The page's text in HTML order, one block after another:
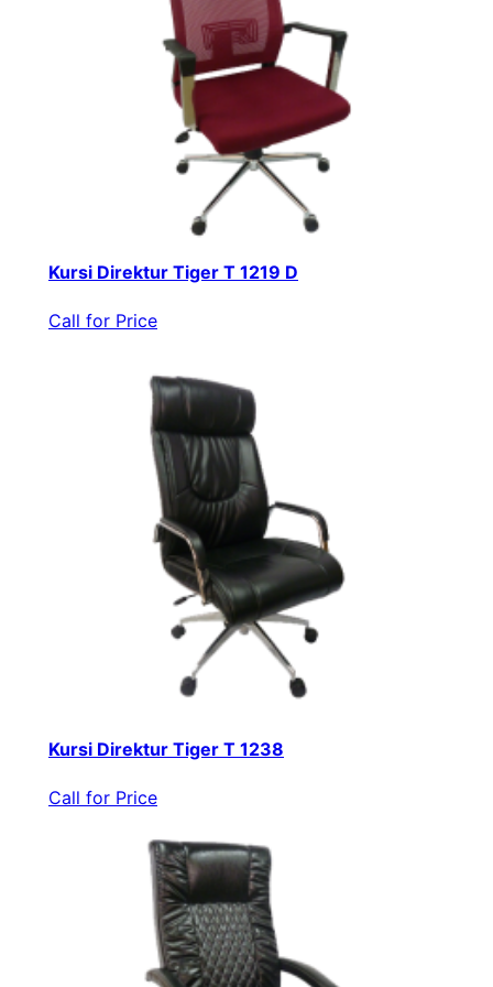
Kursi Direktur Tiger T 1219 D
Call for Price
Kursi Direktur Tiger T 1238
Call for Price